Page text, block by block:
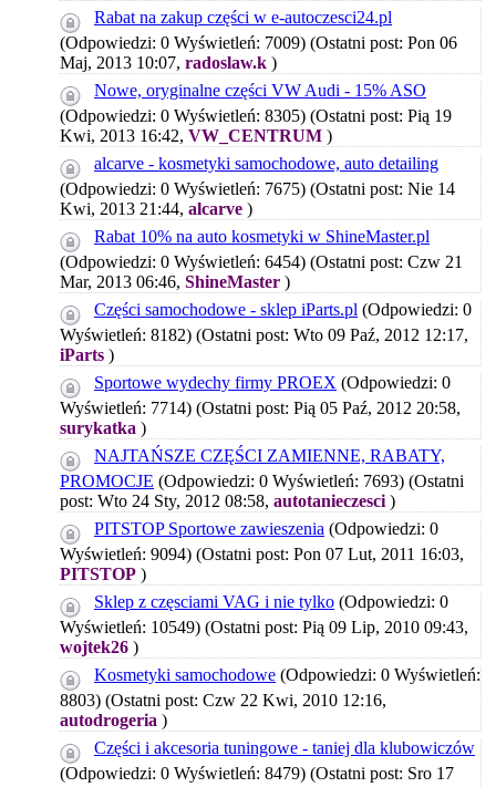
Rabat na zakup części w e-autoczesci24.pl
(Odpowiedzi: 0 Wyświetleń: 7009) (Ostatni post: Pon 06
Maj, 2013 10:07, radoslaw.k )
Nowe, oryginalne części VW Audi - 15% ASO
(Odpowiedzi: 0 Wyświetleń: 8305) (Ostatni post: Pią 19
Kwi, 2013 16:42, VW_CENTRUM )
alcarve - kosmetyki samochodowe, auto detailing
(Odpowiedzi: 0 Wyświetleń: 7675) (Ostatni post: Nie 14
Kwi, 2013 21:44, alcarve )
Rabat 10% na auto kosmetyki w ShineMaster.pl
(Odpowiedzi: 0 Wyświetleń: 6454) (Ostatni post: Czw 21
Mar, 2013 06:46, ShineMaster )
Części samochodowe - sklep iParts.pl (Odpowiedzi: 0
Wyświetleń: 8182) (Ostatni post: Wto 09 Paź, 2012 12:17,
iParts )
Sportowe wydechy firmy PROEX (Odpowiedzi: 0
Wyświetleń: 7714) (Ostatni post: Pią 05 Paź, 2012 20:58,
surykatka )
NAJTAŃSZE CZĘŚCI ZAMIENNE, RABATY,
PROMOCJE (Odpowiedzi: 0 Wyświetleń: 7693) (Ostatni
post: Wto 24 Sty, 2012 08:58, autotanieczesci )
PITSTOP Sportowe zawieszenia (Odpowiedzi: 0
Wyświetleń: 9094) (Ostatni post: Pon 07 Lut, 2011 16:03,
PITSTOP )
Sklep z częsciami VAG i nie tylko (Odpowiedzi: 0
Wyświetleń: 10549) (Ostatni post: Pią 09 Lip, 2010 09:43,
wojtek26 )
Kosmetyki samochodowe (Odpowiedzi: 0 Wyświetleń:
8803) (Ostatni post: Czw 22 Kwi, 2010 12:16,
autodrogeria )
Części i akcesoria tuningowe - taniej dla klubowiczów
(Odpowiedzi: 0 Wyświetleń: 8479) (Ostatni post: Sro 17